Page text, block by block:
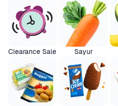
Clearance Sale Sayur